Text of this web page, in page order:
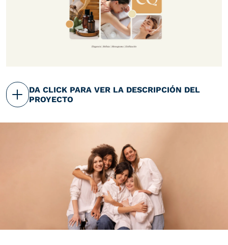
alineándose con la visión global de la marca. El
proceso de creación fue muy enriquecedor, y el
resultado es una identidad de marca que comunica
con claridad los valores y la esencia que la clienta
DA CLICK PARA VER LA DESCRIPCIÓN DEL
PROYECTO